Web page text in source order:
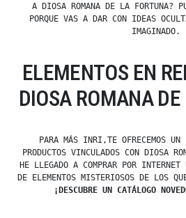
A DIOSA ROMANA DE LA FORTUNA?
PORQUE VAS A DAR CON IDEAS
IMAGINADO.
ELEMENTOS EN
DIOSA ROMANA
PARA MÁS INRI,TE OFRECEMOS UN
PRODUCTOS VINCULADOS CON DIOSA
HE LLEGADO A COMPRAR POR
DE ELEMENTOS MISTERIOSOS DE LOS
¡DESCUBRE UN CATÁLOGO